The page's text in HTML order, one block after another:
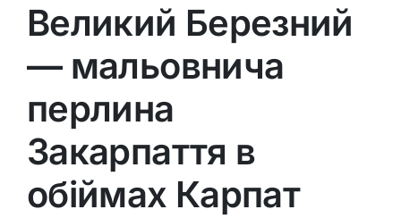
Великий Березний
— мальовнича
перлина
Закарпаття в
обіймах Карпат